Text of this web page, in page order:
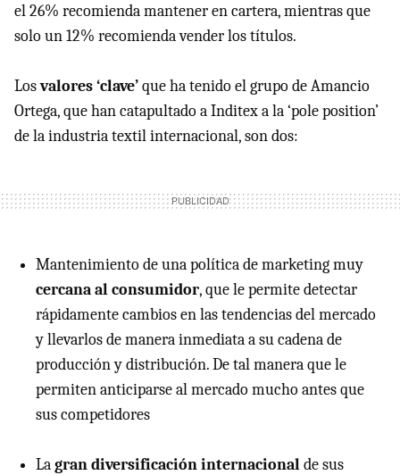
el 26% recomienda mantener en cartera, mientras que
solo un 12% recomienda vender los títulos.
Losvalores ‘clave’que ha tenido el grupo de Amancio
Ortega, que han catapultado a Inditex a la ‘pole position’
de la industria textil internacional, son dos:
Mantenimiento de una política de marketing muy
cercana al consumidor, que le permite detectar
rápidamente cambios en las tendencias del mercado
y llevarlos de manera inmediata a su cadena de
producción y distribución. De tal manera que le
permiten anticiparse al mercado mucho antes que
sus competidores
Lagran diversificación internacionalde sus